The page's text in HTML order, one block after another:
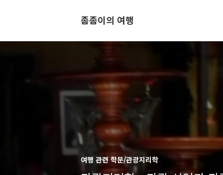
좀좀이의 여행
여행 관련 학문/관광지리학